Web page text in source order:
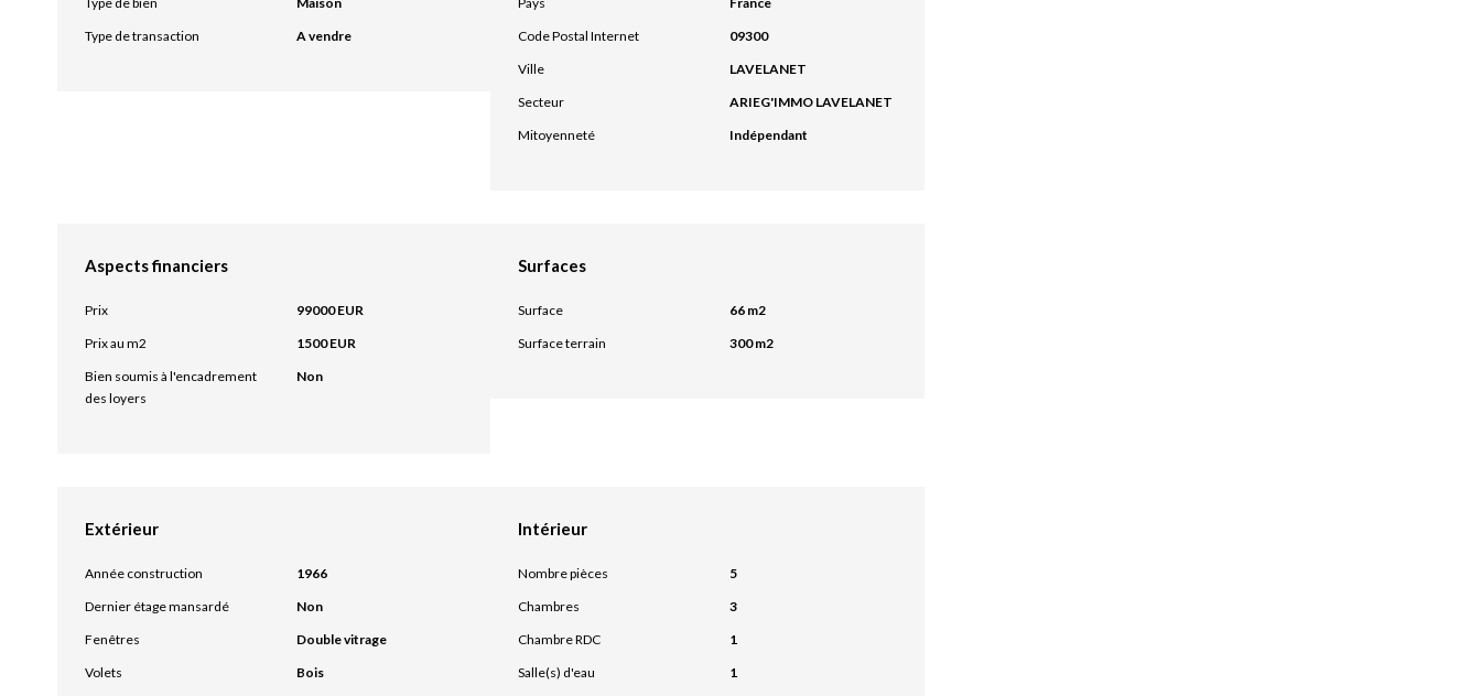
Type de transaction
A vendre
Code Postal Internet
09300
Ville
LAVELANET
Secteur
ARIEG'IMMO LAVELANET
Mitoyenneté
Indépendant
Aspects financiers
Prix
99000 EUR
Prix au m2
1500 EUR
Bien soumis à l'encadrement
des loyers
Non
Surfaces
Surface
66 m2
Surface terrain
300 m2
Extérieur
Année construction
1966
Dernier étage mansardé
Non
Fenêtres
Double vitrage
Volets
Bois
Intérieur
Nombre pièces
5
Chambres
3
Chambre RDC
1
Salle(s) d'eau
1